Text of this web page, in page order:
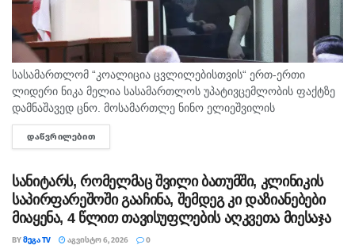
სასამართლომ “კოალიცია ცვლილებისთვის“ ერთ-ერთი
ლიდერი ნიკა მელია სასამართლოს უპატივცემლობის ფაქტზე
დამნაშავედ ცნო. მოსამართლე ნინო ელიეშვილის
გადაწყვეტილებით, ნიკა მელიას 1 წლით და 6 თვით
თავისუფლების აღკვეთა მიესაჯა, თუმცა აღნიშნულმა
ᲓᲐᲬᲕᲠᲘᲚᲔᲑᲘᲗ
სანიტარს, რომელმაც შვილი ბათუმში, კლინიკის
საპირფარეშოში გააჩინა, შემდეგ კი დაზიანებები
მიაყენა, 4 წლით თავისუფლების აღკვეთა მიესაჯა
BYᲛᲔᲒᲐ TV ᲐᲒᲕᲘᲡᲢᲝ 6, 2026 0